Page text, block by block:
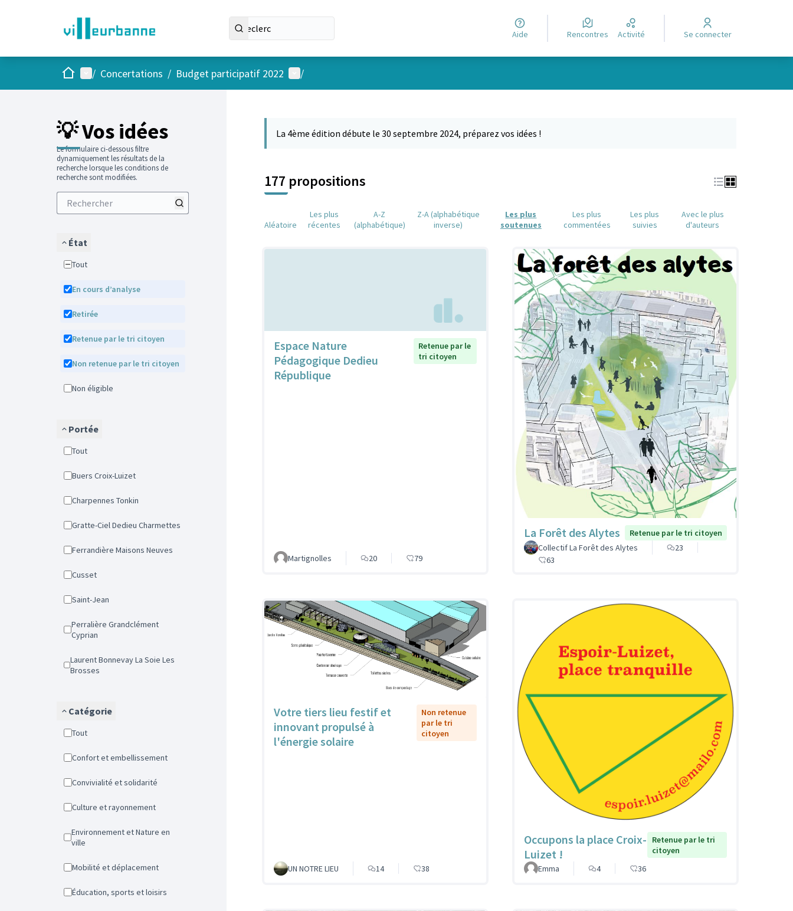
Aide Rencontres Activité Se connecter
AccueilMenu principal
/ Concertations / Budget participatif 2022 Menu utilisateur
/
💡 Vos idées
Le formulaire ci-dessous filtre
dynamiquement les résultats de la
recherche lorsque les conditions de
recherche sont modifiées.
État
Tout
En cours d’analyse
Retirée
Retenue par le tri citoyen
Non retenue par le tri citoyen
Non éligible
Portée
Tout
Buers Croix-Luizet
Charpennes Tonkin
Gratte-Ciel Dedieu Charmettes
Ferrandière Maisons Neuves
Cusset
Saint-Jean
Perralière Grandclément
Cyprian
Laurent Bonnevay La Soie Les
Brosses
Catégorie
Tout
Confort et embellissement
Convivialité et solidarité
Culture et rayonnement
Environnement et Nature en
ville
Mobilité et déplacement
Éducation, sports et loisirs
La 4ème édition débute le 30 septembre 2024, préparez vos idées !
177 propositions
Aléatoire
Les plus
récentes
A-Z
(alphabétique)
Z-A (alphabétique
inverse)
Les plus
soutenues
Les plus
commentées
Les plus
suivies
Avec le plus
d'auteurs
Espace Nature
Pédagogique Dedieu
République
Retenue par le
tri citoyen
Martignolles 20 79
La Forêt des Alytes
Retenue par le tri citoyen
Collectif La Forêt des Alytes
23
63
Votre tiers lieu festif et
innovant propulsé à
l'énergie solaire
Non retenue
par le tri
citoyen
UN NOTRE LIEU 14 38
Occupons la place Croix-
Luizet !
Retenue par le tri
citoyen
Emma
4 36